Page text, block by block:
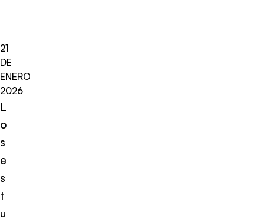
21
DE
ENERO
2026
L
o
s
e
s
t
u